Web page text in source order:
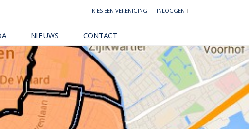
KIES EEN VERENIGING INLOGGEN
NIEUWS CONTACT